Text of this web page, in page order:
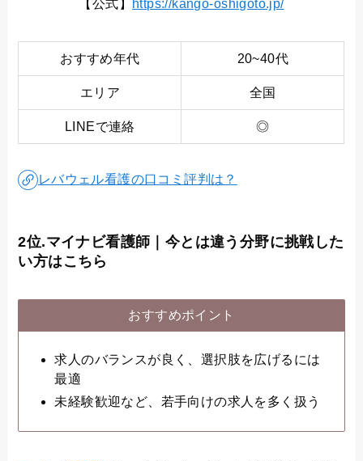
【公式】 https://kango-oshigoto.jp/
おすすめ年代 20~40代
エリア 全国
LINEで連絡 ◎
レバウェル看護の口コミ評判は？
2位.マイナビ看護師｜今とは違う分野に挑戦した
い方はこちら
おすすめポイント
求人のバランスが良く、選択肢を広げるには
最適
未経験歓迎など、若手向けの求人を多く扱う